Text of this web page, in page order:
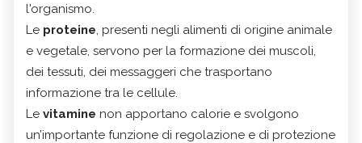
l'organismo.
Le proteine, presenti negli alimenti di origine animale
e vegetale, servono per la formazione dei muscoli,
dei tessuti, dei messaggeri che trasportano
informazione tra le cellule.
Le vitamine non apportano calorie e svolgono
un’importante funzione di regolazione e di protezione